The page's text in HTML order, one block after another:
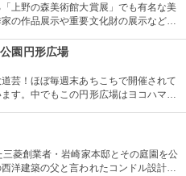
上野の森美術館大賞展」でも有名な美
の作品展示や重要文化財の展示など、
園円形広場
芸！ほぼ毎週末あちこちで開催されて
す。中でもこの円形広場はヨコハマ大
供も大人も釘付けです！
菱創業者・岩崎家本邸とその庭園を公
洋建築の父と言われたコンドル設計の